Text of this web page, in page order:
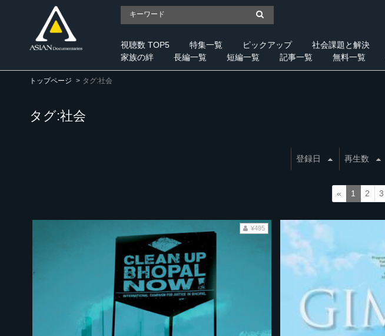
視聴数 TOP5 特集一覧 ピックアップ 社会課題と解決
家族の絆
長編一覧 短編一覧 記事一覧 無料一覧
トップページ タグ:社会
タグ:社会
登録日 再生数
« 1 2 3
¥495